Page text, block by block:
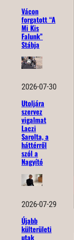
Vácon
forgatott “A
Mi Kis
Falunk”
Stábja
2026-07-30
Utoljára
szervez
vigalmat
Laczi
Sarolta, a
háttérről
szól a
Nagyító
2026-07-29
Újabb
külterületi
utak